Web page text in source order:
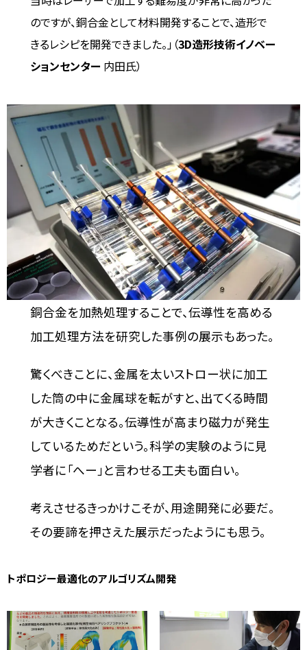
のですが、銅合金として材料開発することで、造形で
きるレシピを開発できました。」（3D造形技術イノベー
ションセンター 内田氏）
銅合金を加熱処理することで、伝導性を高める
加工処理方法を研究した事例の展示もあった。
驚くべきことに、金属を太いストロー状に加工
した筒の中に金属球を転がすと、出てくる時間
が大きくことなる。伝導性が高まり磁力が発生
しているためだという。科学の実験のように見
学者に「へー」と言わせる工夫も面白い。
考えさせるきっかけこそが、用途開発に必要だ。
その要諦を押さえた展示だったようにも思う。
トポロジー最適化のアルゴリズム開発